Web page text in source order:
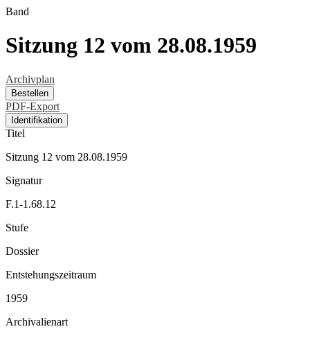
Band
Sitzung 12 vom 28.08.1959
Archivplan
Bestellen
PDF-Export
Identifikation
Titel
Sitzung 12 vom 28.08.1959
Signatur
F.1-1.68.12
Stufe
Dossier
Entstehungszeitraum
1959
Archivalienart